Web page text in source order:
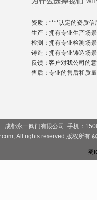
资质：****认定的资质信
生产：拥有专业生产场
检测：拥有专业检测场
铸造：拥有专业铸造场
反馈：客户对我公司的
售后：专业的售后和质
成都永一阀门有限公司 手机：
All rights reserved 版权所有
蜀